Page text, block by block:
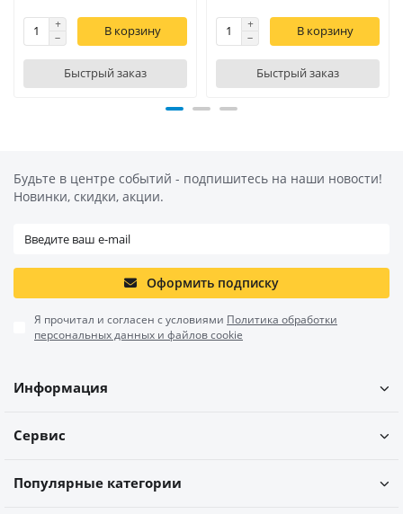
В корзину
Быстрый заказ
В корзину
Быстрый заказ
Будьте в центре событий - подпишитесь на наши новости!
Новинки, скидки, акции.
Оформить подписку
Я прочитал и согласен с условиями Политика обработки
персональных данных и файлов cookie
Информация
Сервис
Популярные категории